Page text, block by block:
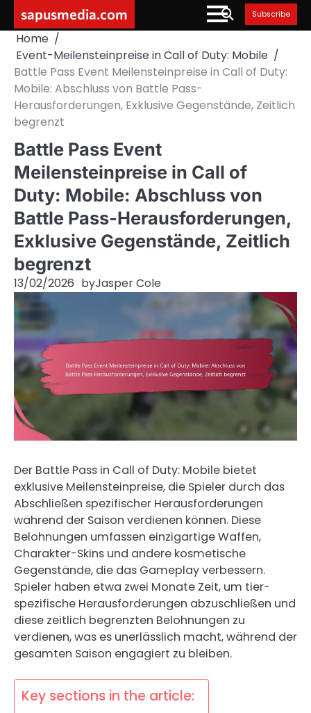
content
sapusmedia.com Subscribe
Home
Event-Meilensteinpreise in Call of Duty: Mobile
Battle Pass Event Meilensteinpreise in Call of Duty:
Mobile: Abschluss von Battle Pass-
Herausforderungen, Exklusive Gegenstände, Zeitlich
begrenzt
Battle Pass Event
Meilensteinpreise in Call of
Duty: Mobile: Abschluss von
Battle Pass-Herausforderungen,
Exklusive Gegenstände, Zeitlich
begrenzt
13/02/2026 byJasper Cole
Der Battle Pass in Call of Duty: Mobile bietet
exklusive Meilensteinpreise, die Spieler durch das
Abschließen spezifischer Herausforderungen
während der Saison verdienen können. Diese
Belohnungen umfassen einzigartige Waffen,
Charakter-Skins und andere kosmetische
Gegenstände, die das Gameplay verbessern.
Spieler haben etwa zwei Monate Zeit, um tier-
spezifische Herausforderungen abzuschließen und
diese zeitlich begrenzten Belohnungen zu
verdienen, was es unerlässlich macht, während der
gesamten Saison engagiert zu bleiben.
Key sections in the article: